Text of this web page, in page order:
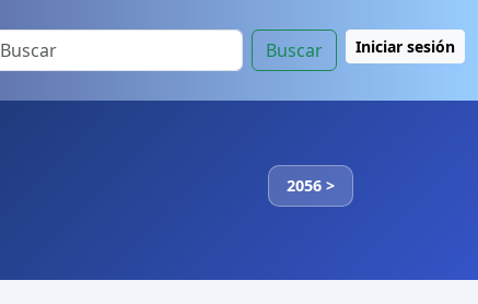
Buscar Iniciar sesión
2056 >